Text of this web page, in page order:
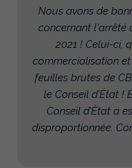
Nous avons de
concernant l'arrêté
2021 ! Celui-ci,
commercialisation
feuilles brutes de
le Conseil d’État !
Conseil d’État a
disproportionnée.